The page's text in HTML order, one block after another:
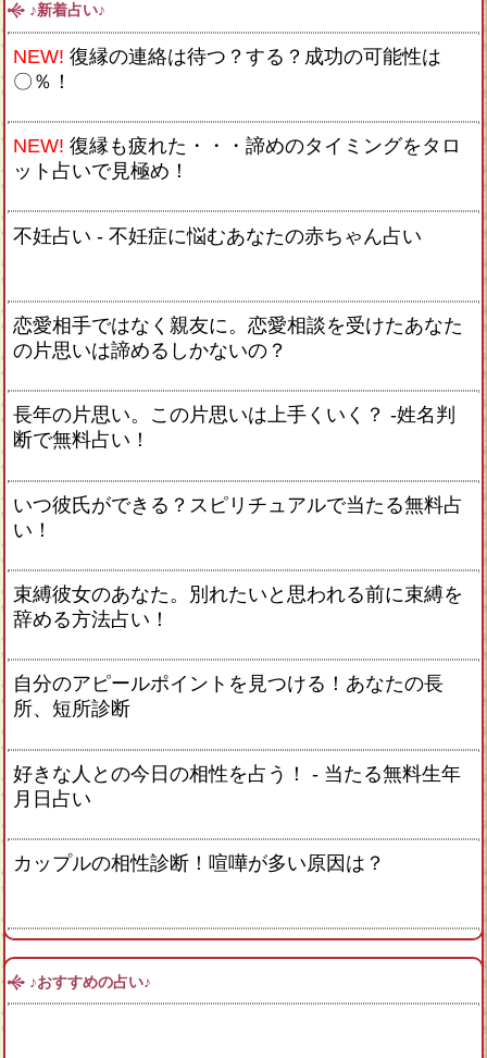
♪新着占い♪
NEW! 復縁の連絡は待つ？する？成功の可能性は
〇％！
NEW! 復縁も疲れた・・・諦めのタイミングをタロ
ット占いで見極め！
不妊占い - 不妊症に悩むあなたの赤ちゃん占い
恋愛相手ではなく親友に。恋愛相談を受けたあなた
の片思いは諦めるしかないの？
長年の片思い。この片思いは上手くいく？ -姓名判
断で無料占い！
いつ彼氏ができる？スピリチュアルで当たる無料占
い！
束縛彼女のあなた。別れたいと思われる前に束縛を
辞める方法占い！
自分のアピールポイントを見つける！あなたの長
所、短所診断
好きな人との今日の相性を占う！ ‐ 当たる無料生年
月日占い
カップルの相性診断！喧嘩が多い原因は？
♪おすすめの占い♪